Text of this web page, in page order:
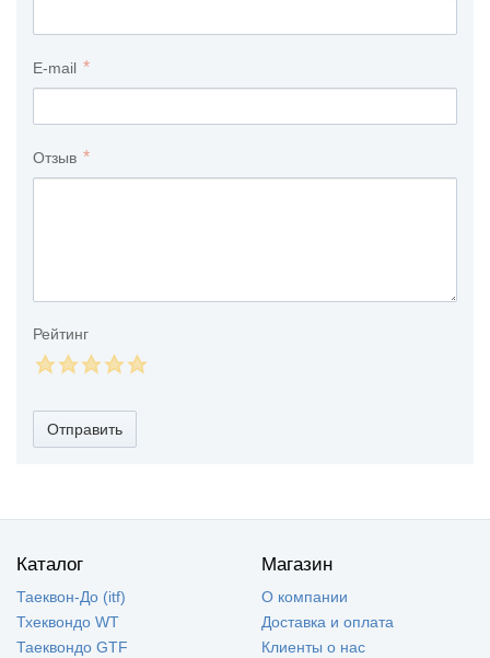
E-mail
Отзыв
Рейтинг
Отправить
Каталог
Таеквон-До (itf)
Тхеквондо WT
Таеквондо GTF
Магазин
О компании
Доставка и оплата
Клиенты о нас